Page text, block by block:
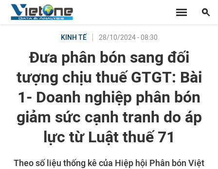
KINH TẾ 28/10/2024 - 08:30
Đưa phân bón sang đối
tượng chịu thuế GTGT: Bài
1- Doanh nghiệp phân bón
giảm sức cạnh tranh do áp
lực từ Luật thuế 71
Theo số liệu thống kê của Hiệp hội Phân bón Việt